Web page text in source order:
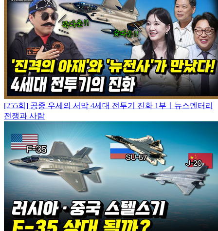
[255회] 공중 우세의 서막 4세대 전투기 진화 1부ㅣ뉴스멘터리
전쟁과 사람